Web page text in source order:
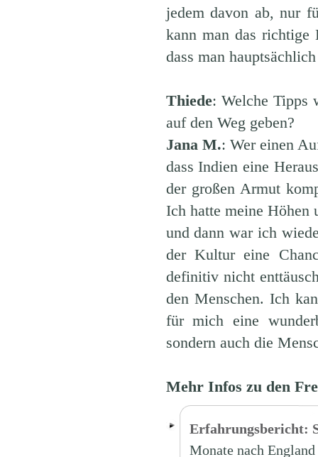
jedem davon ab, nur
kann man das
dass man
Thiede: Welche Tipps
auf den Weg geben?
Jana M.: Wer einen
dass Indien eine
der großen Armut
Ich hatte meine Höhen
und dann war ich
der Kultur eine
definitiv nicht
den Menschen. Ich
für mich eine
sondern auch die
Mehr Infos zu den
Erfahrungsbericht:
Monate nach